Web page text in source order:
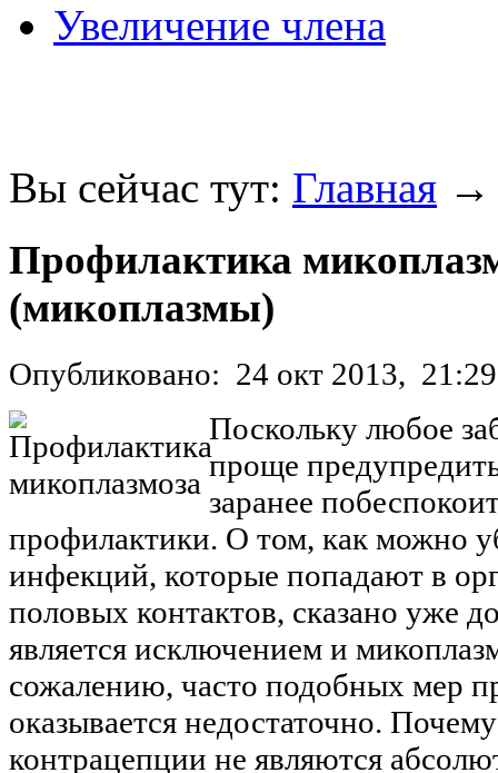
Увеличение члена
Вы сейчас тут: Главная
Профилактика
(микоплазмы)
Опубликовано: 24 окт 2013, 21:29
Поскольку любое
проще
заранее
профилактики. О том, как можно
инфекций, которые попадают в
половых контактов, сказано уже
является исключением и
сожалению, часто подобных мер
оказывается недостаточно.
контрацепции не являются